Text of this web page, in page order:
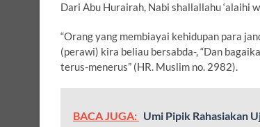
Dari Abu Hurairah, Nabi shallallahu ‘alaihi
“Orang yang membiayai kehidupan para
(perawi) kira beliau bersabda-, “Dan
terus-menerus” (HR. Muslim no. 2982).
BACA JUGA: Umi Pipik Rahasiakan